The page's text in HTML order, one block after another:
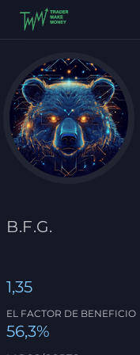
Contáctanos
B.F.G.
1,35
EL FACTOR DE BENEFICIO
56,3%